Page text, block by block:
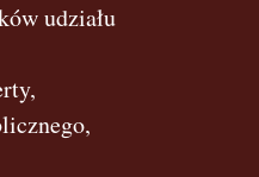
udziału